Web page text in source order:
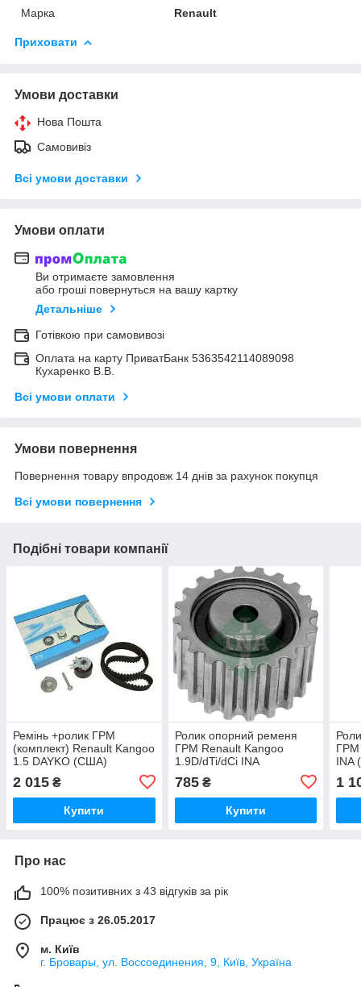
Марка
Renault
Приховати
Умови доставки
Нова Пошта
Самовивіз
Всі умови доставки
Умови оплати
Ви отримаєте замовлення
або гроші повернуться на вашу картку
Детальніше
Готівкою при самовивозі
Оплата на карту ПриватБанк 5363542114089098
Кухаренко В.В.
Всі умови оплати
Умови повернення
Повернення товару впродовж 14 днів за рахунок покупця
Всі умови повернення
Подібні товари компанії
Ремінь +ролик ГРМ
(комплект) Renault Kangoo
1.5 DAYKO (США)
2 015 ₴
Купити
Ролик опорний ременя
ГРМ Renault Kangoo
1.9D/dTi/dCi INA
785₴
Купити
ГРМ
INA
1
Про нас
100% позитивних з 43 відгуків за рік
Працює з 26.05.2017
м. Київ
г. Бровары, ул. Воссоединения, 9, Київ, Україна